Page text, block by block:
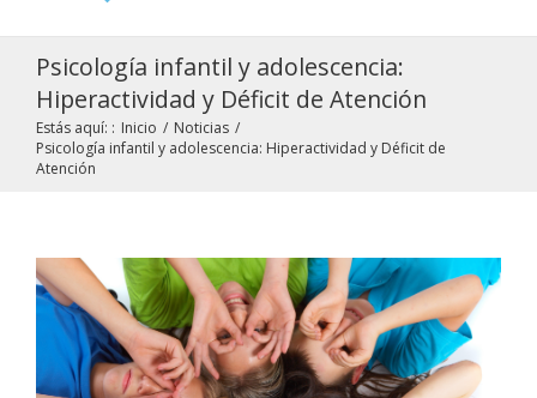
Psicología infantil y adolescencia:
Hiperactividad y Déficit de Atención
Estás aquí: : Inicio / Noticias /
Psicología infantil y adolescencia: Hiperactividad y Déficit de
Atención